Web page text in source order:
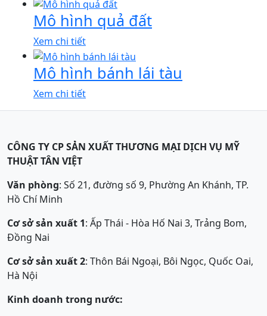
Mô hình quả đất
Xem chi tiết
Mô hình bánh lái tàu
Xem chi tiết
CÔNG TY CP SẢN XUẤT THƯƠNG MẠI DỊCH VỤ MỸ
THUẬT TÂN VIỆT
Văn phòng: Số 21, đường số 9, Phường An Khánh, TP.
Hồ Chí Minh
Cơ sở sản xuất 1: Ấp Thái - Hòa Hố Nai 3, Trảng Bom,
Đồng Nai
Cơ sở sản xuất 2: Thôn Bái Ngoại, Bôi Ngọc, Quốc Oai,
Hà Nội
Kinh doanh trong nước: